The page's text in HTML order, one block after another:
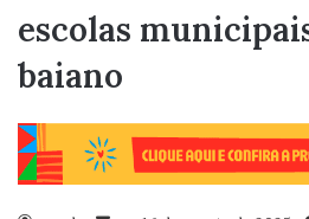
escolas
baiano